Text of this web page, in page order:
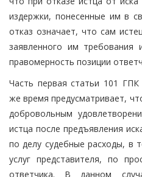
издержки, понесенные им в
отказ означает, что сам
заявленного им
правомерность позиции
Часть первая статьи 101
же время предусматривает,
добровольным
истца после предъявления
по делу судебные расходы, в
услуг представителя, по
ответчика. В данном